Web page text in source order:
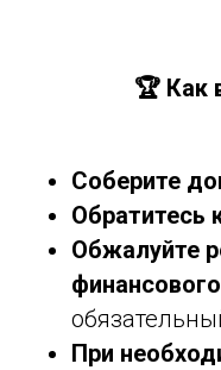
🏆 Как
Соберите
Обратитесь
Обжалуйте
При